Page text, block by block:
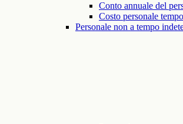
Conto annuale del
Costo personale
Personale non a tempo